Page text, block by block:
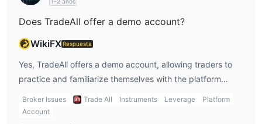
el forex no.
El apalancamiento máximo es
ganancias y pérdidas se multiplican por 100.
Plataforma de trading
TradeAll ofrece plataformas de trading propietarias, como
TradeAII TR, TradeAll UP y TradeAll FX
Does TradeAll offer a demo account?
WikiFXRespuesta
Yes, TradeAll offers a demo account, allowing traders to
practice and familiarize themselves with the platform
before investing real money.
Broker Issues Trade All Instruments Leverage
Platform
Account